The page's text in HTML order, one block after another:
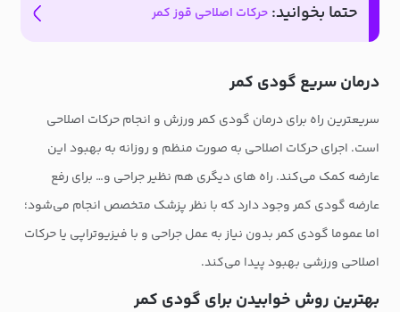
حتما بخوانید: حرکات اصلاحی قوز کمر
درمان سریع گودی کمر
سریعترین راه برای درمان گودی کمر ورزش و انجام حرکات اصلاحی
است. اجرای حرکات اصلاحی به صورت منظم و روزانه به بهبود این
عارضه کمک می‌کند. راه های دیگری هم نظیر جراحی و… برای رفع
عارضه گودی کمر وجود دارد که با نظر پزشک متخصص انجام می‌شود؛
اما عموما گودی کمر بدون نیاز به عمل جراحی و با فیزیوتراپی یا حرکات
اصلاحی ورزشی بهبود پیدا می‌کند.
بهترین روش خوابیدن برای گودی کمر